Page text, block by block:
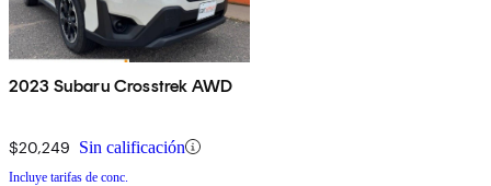
2023 Subaru Crosstrek AWD
$20,249 Sin calificación
Incluye tarifas de conc.